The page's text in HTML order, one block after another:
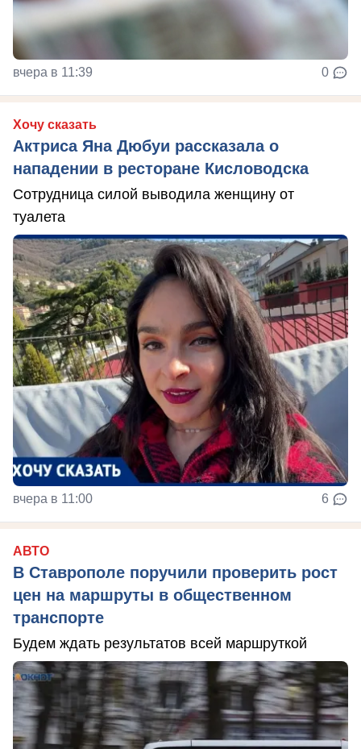
вчера в 11:39 0
Хочу сказать
Актриса Яна Дюбуи рассказала о
нападении в ресторане Кисловодска
Сотрудница силой выводила женщину от
туалета
вчера в 11:00 6
АВТО
В Ставрополе поручили проверить рост
цен на маршруты в общественном
транспорте
Будем ждать результатов всей маршруткой